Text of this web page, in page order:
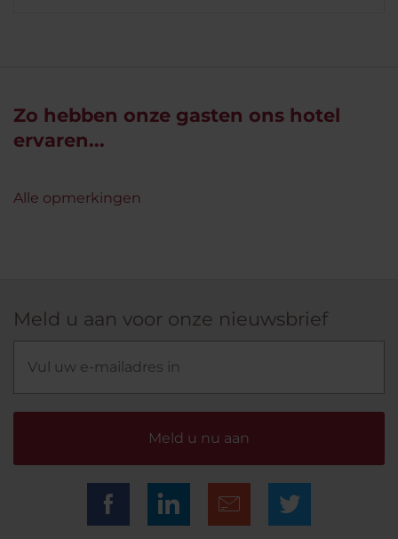
Zo hebben onze gasten ons hotel
ervaren...
Alle opmerkingen
Meld u aan voor onze nieuwsbrief
Meld u nu aan